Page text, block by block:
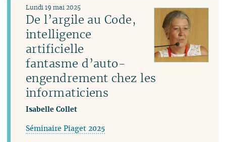
De l’argile au Code,
intelligence
artificielle
fantasme d’auto-
engendrement chez les
informaticiens
Lundi 19 mai 2025
Isabelle Collet
Séminaire Piaget 2025